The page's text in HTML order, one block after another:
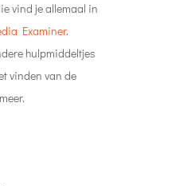
vind je allemaal in
Examiner.
hulpmiddeltjes
vinden van de